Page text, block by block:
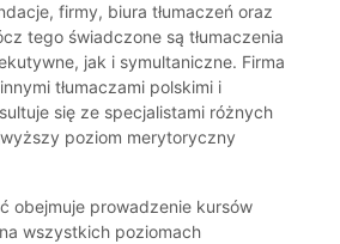
firmy, biura tłumaczeń oraz
tego świadczone są tłumaczenia
jak i symultaniczne. Firma
tłumaczami polskimi i
się ze specjalistami różnych
poziom merytoryczny
obejmuje prowadzenie kursów
wszystkich poziomach